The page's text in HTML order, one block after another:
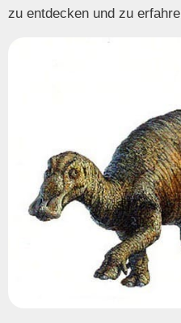
zu entdecken und zu